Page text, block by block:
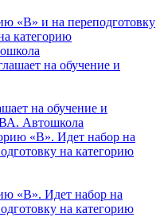
«В» и на переподготовку
категорию
на обучение и
Автошкола
«В». Идет набор на
на категорию